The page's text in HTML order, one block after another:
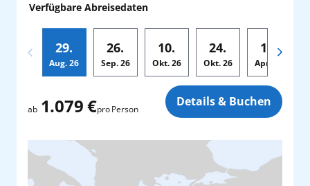
Verfügbare Abreisedaten
29.
Aug. 26
26.
Sep.26
10.
Okt.26
24.
Okt.26
18.
Apr.
ab 1.079 €pro Person Details & Buchen